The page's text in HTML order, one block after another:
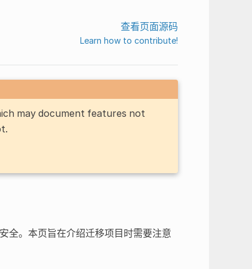
查看页面源码
Learn how to contribute!
may document features not
全。本页旨在介绍迁移项目时需要注意